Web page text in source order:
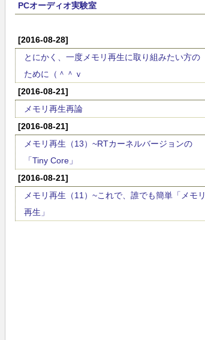
PCオーディオ実験室
[2016-08-28]
とにかく、一度メモリ再生に取り組みたい方の
ために（＾＾ｖ
[2016-08-21]
メモリ再生再論
[2016-08-21]
メモリ再生（13）~RTカーネルバージョンの
「Tiny Core」
[2016-08-21]
メモリ再生（11）~これで、誰でも簡単「メモリ
再生」